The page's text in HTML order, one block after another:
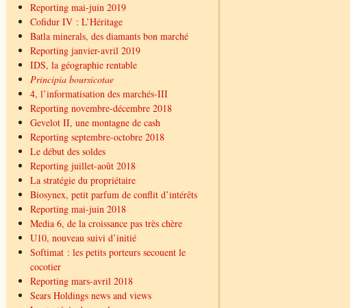
Reporting mai-juin 2019
Cofidur IV : L’Héritage
Batla minerals, des diamants bon marché
Reporting janvier-avril 2019
IDS, la géographie rentable
Principia boursicotae
4, l’informatisation des marchés-III
Reporting novembre-décembre 2018
Gevelot II, une montagne de cash
Reporting septembre-octobre 2018
Le début des soldes
Reporting juillet-août 2018
La stratégie du propriétaire
Biosynex, petit parfum de conflit d’intérêts
Reporting mai-juin 2018
Media 6, de la croissance pas très chère
U10, nouveau suivi d’initié
Softimat : les petits porteurs secouent le
cocotier
Reporting mars-avril 2018
Sears Holdings news and views